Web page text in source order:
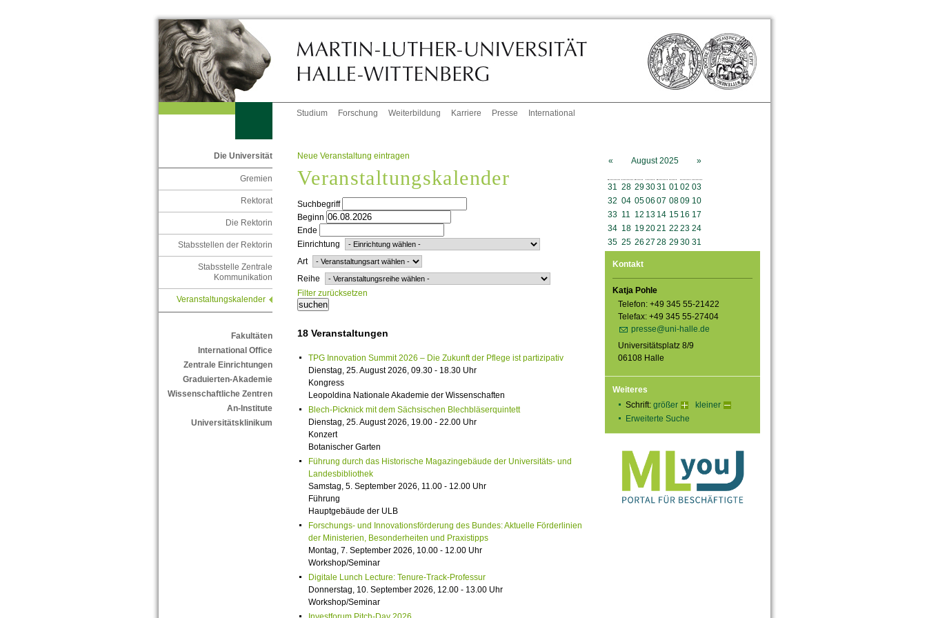
Studium Forschung Weiterbildung Karriere Presse International
Die Universität
Gremien
Rektorat
Die Rektorin
Stabsstellen der Rektorin
Stabsstelle Zentrale
Kommunikation
Veranstaltungskalender
Fakultäten
International Office
Zentrale Einrichtungen
Graduierten-Akademie
Wissenschaftliche Zentren
An-Institute
Universitätsklinikum
« August 2025
»
31 28 293031 01 02 03
32 04 0506 07 0809 10
33 11 12 13 14 15 16 17
34 18 192021 22 23 24
35 25 26 27 28 2930 31
Kontakt
Katja Pohle
Telefon: +49 345 55-21422
Telefax: +49 345 55-27404
presse@uni-halle.de
Universitätsplatz 8/9
06108 Halle
Weiteres
Schrift: größer
kleiner
Erweiterte Suche
Neue Veranstaltung eintragen
Veranstaltungskalender
Suchbegriff
Beginn
Ende
Einrichtung
Art
Reihe
Filter zurücksetzen
18 Veranstaltungen
TPG Innovation Summit 2026 – Die Zukunft der Pflege ist partizipativ
Dienstag, 25. August 2026, 09.30 - 18.30 Uhr
Kongress
Leopoldina Nationale Akademie der Wissenschaften
Blech-Picknick mit dem Sächsischen Blechbläserquintett
Dienstag, 25. August 2026, 19.00 - 22.00 Uhr
Konzert
Botanischer Garten
Führung durch das Historische Magazingebäude der Universitäts- und
Landesbibliothek
Samstag, 5. September 2026, 11.00 - 12.00 Uhr
Führung
Hauptgebäude der ULB
Forschungs- und Innovationsförderung des Bundes: Aktuelle Förderlinien
der Ministerien, Besonderheiten und Praxistipps
Montag, 7. September 2026, 10.00 - 12.00 Uhr
Workshop/Seminar
Digitale Lunch Lecture: Tenure-Track-Professur
Donnerstag, 10. September 2026, 12.00 - 13.00 Uhr
Workshop/Seminar